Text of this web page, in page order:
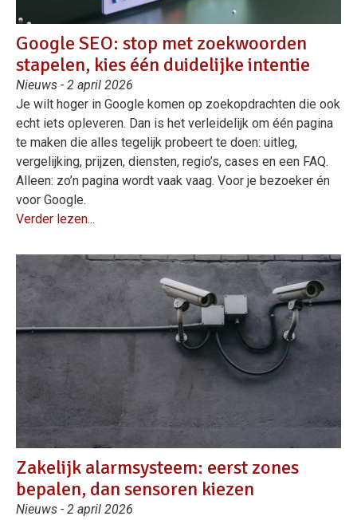
Google SEO: stop met zoekwoorden
stapelen, kies één duidelijke intentie
Nieuws - 2 april 2026
Je wilt hoger in Google komen op zoekopdrachten die ook
echt iets opleveren. Dan is het verleidelijk om één pagina
te maken die alles tegelijk probeert te doen: uitleg,
vergelijking, prijzen, diensten, regio’s, cases en een FAQ.
Alleen: zo’n pagina wordt vaak vaag. Voor je bezoeker én
voor Google.
Verder lezen...
Zakelijk alarmsysteem: eerst zones
bepalen, dan sensoren kiezen
Nieuws - 2 april 2026